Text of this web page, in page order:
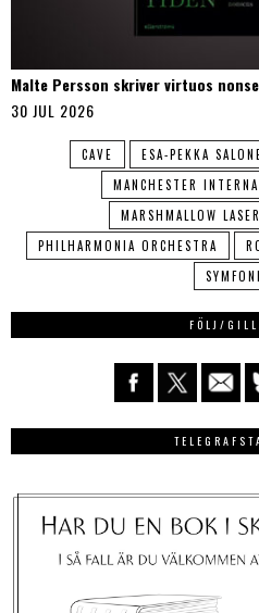
Malte Persson skriver virtuos
30 JUL 2026
CAVE ESA-PEKKA
MANCHESTER
MARSHMALLOW
PHILHARMONIA ORCHESTRA
FÖLJ/